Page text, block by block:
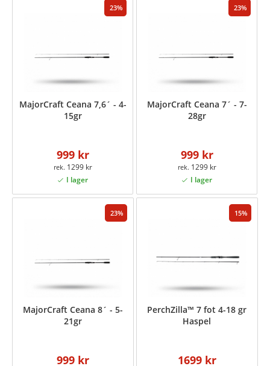
23
MajorCraft Ceana 7,6´ - 4-
15gr
999 kr
1299 kr
23
MajorCraft Ceana 7´ - 7-
28gr
999 kr
1299 kr
23
MajorCraft Ceana 8´ - 5-
21gr
999 kr
15
PerchZilla™ 7 fot 4-18 gr
Haspel
1699 kr